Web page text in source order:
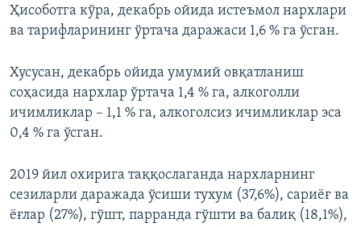
Ҳисоботга кўра, декабрь ойида истеъмол нархлари
ва тарифларининг ўртача даражаси 1,6 % га ўсган.
Хусусан, декабрь ойида умумий овқатланиш
соҳасида нархлар ўртача 1,4 % га, алкоголли
ичимликлар – 1,1 % га, алкоголсиз ичимликлар эса
0,4 % га ўсган.
2019 йил охирига таққослаганда нархларнинг
сезиларли даражада ўсиши тухум (37,6%), сариёғ ва
ёғлар (27%), гўшт, парранда гўшти ва балиқ (18,1%),